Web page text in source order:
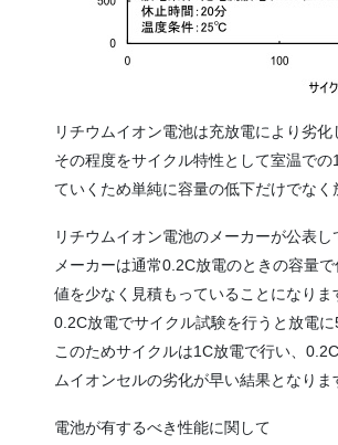
リチウムイオン電池は充放電により劣化
その程度をサイクル特性として室温で
ていくため単純に容量の低下だけでな
リチウムイオン電池のメーカーが公表
メーカーは通常0.2C放電のときの容量
値を少なく見積もっていることになりま
0.2C放電でサイクル試験を行うと放電
このためサイクルは1C放電で行い、
ムイオンセルの劣化が早い結果となりま
電池が有するべき性能に関して